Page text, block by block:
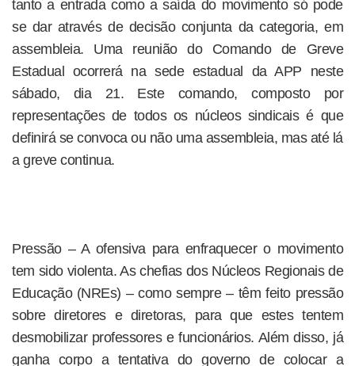
tanto a entrada como a saída do movimento só pode
se dar através de decisão conjunta da categoria, em
assembleia. Uma reunião do Comando de Greve
Estadual ocorrerá na sede estadual da APP neste
sábado, dia 21. Este comando, composto por
representações de todos os núcleos sindicais é que
definirá se convoca ou não uma assembleia, mas até lá
a greve continua.
Pressão – A ofensiva para enfraquecer o movimento
tem sido violenta. As chefias dos Núcleos Regionais de
Educação (NREs) – como sempre – têm feito pressão
sobre diretores e diretoras, para que estes tentem
desmobilizar professores e funcionários. Além disso, já
ganha corpo a tentativa do governo de colocar a